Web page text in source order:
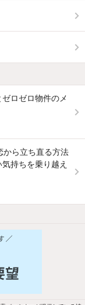
ロゼロ物件のメ
から立ち直る方法
持ちを乗り越え
上